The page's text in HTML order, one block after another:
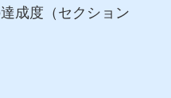
成度（セクション